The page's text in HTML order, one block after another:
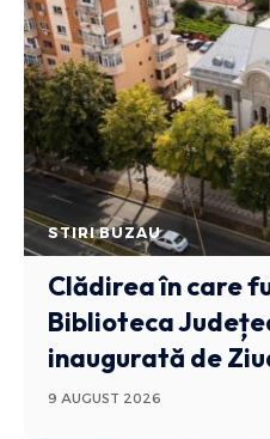
STIRI BUZAU
Clădirea în care
Biblioteca
inaugurată de
9 AUGUST 2026